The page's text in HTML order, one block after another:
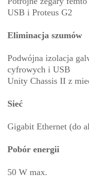
USB i Proteus G2
Eliminacja szumów
Podwójna izolacja
cyfrowych i USB
Unity Chassis II z
Sieć
Gigabit Ethernet (do
Pobór energii
50 W max.